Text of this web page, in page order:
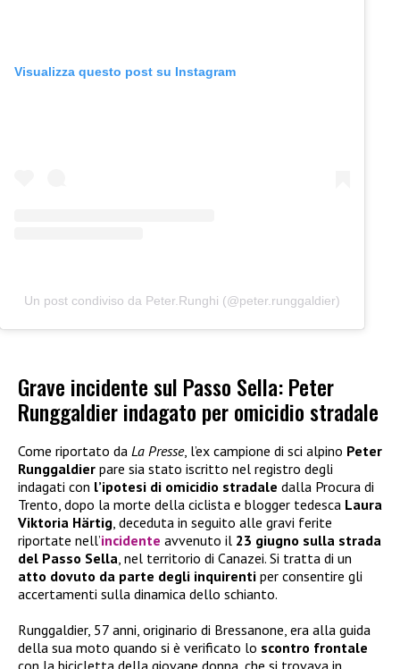
Visualizza questo post su Instagram
Un post condiviso da Peter.Runghi (@peter.runggaldier)
Grave incidente sul Passo Sella: Peter
Runggaldier indagato per omicidio stradale
Come riportato da La Presse, l’ex campione di sci alpino Peter
Runggaldier pare sia stato iscritto nel registro degli
indagati con l’ipotesi di omicidio stradale dalla Procura di
Trento, dopo la morte della ciclista e blogger tedesca Laura
Viktoria Härtig, deceduta in seguito alle gravi ferite
riportate nell’incidente avvenuto il 23 giugno sulla strada
del Passo Sella, nel territorio di Canazei. Si tratta di un
atto dovuto da parte degli inquirenti per consentire gli
accertamenti sulla dinamica dello schianto.
Runggaldier, 57 anni, originario di Bressanone, era alla guida
della sua moto quando si è verificato lo scontro frontale